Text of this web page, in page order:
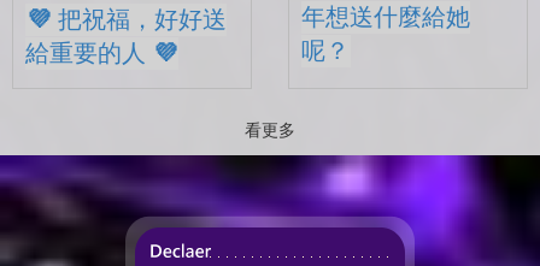
💜 把祝福，好好送
給重要的人 💜
很多，準備往下一段生活前
進的人。 那些一起走過的
時間、一起熬過的日常，到
年想送什麼給她
呢？
的節日了。 不是特別提
醒，而是心裡會自然想到
——有一個人，一直都...
看更多